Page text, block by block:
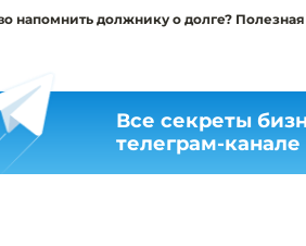
напомнить должнику о долге?
Все секреты
телеграм-канале